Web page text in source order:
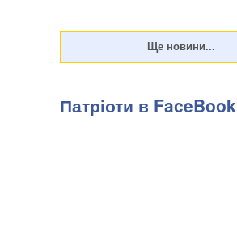
Патріоти в FaceBook